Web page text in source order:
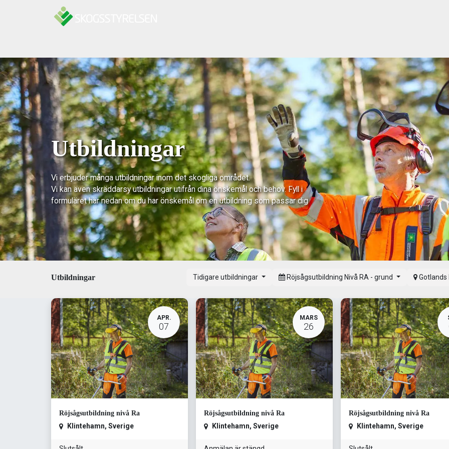
Utbildningar
Vi erbjuder många utbildningar inom det skogliga området.
Vi kan även skräddarsy utbildningar utifrån dina önskemål och behov. Fyll i
formuläret här nedan om du har önskemål om en utbildning som passar dig
Utbildningar Tidigare utbildningar Röjsågsutbildning Nivå RA - grund
APR.
07
Röjsågsutbildning nivå Ra
Klintehamn, Sverige
MARS
26
Röjsågsutbildning nivå Ra
Klintehamn, Sverige
Röjsågsutbildning nivå Ra
Klintehamn, Sverige